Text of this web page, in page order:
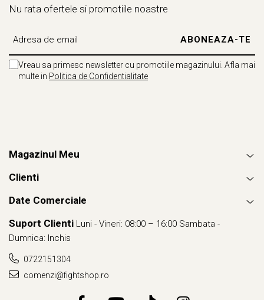
Nu rata ofertele si promotiile noastre
Vreau sa primesc newsletter cu promotiile magazinului. Afla mai
multe in Politica de Confidentialitate
Magazinul Meu
Clienti
Date Comerciale
Suport Clienti Luni - Vineri: 08:00 – 16:00 Sambata -
Dumnica: Inchis
0722151304
comenzi@fightshop.ro